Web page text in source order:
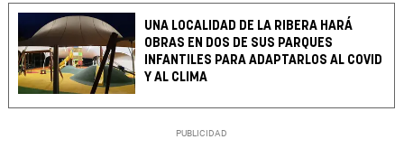
UNA LOCALIDAD DE LA RIBERA HARÁ
OBRAS EN DOS DE SUS PARQUES
INFANTILES PARA ADAPTARLOS AL COVID
Y AL CLIMA